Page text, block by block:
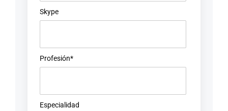
Skype
Profesión*
Especialidad